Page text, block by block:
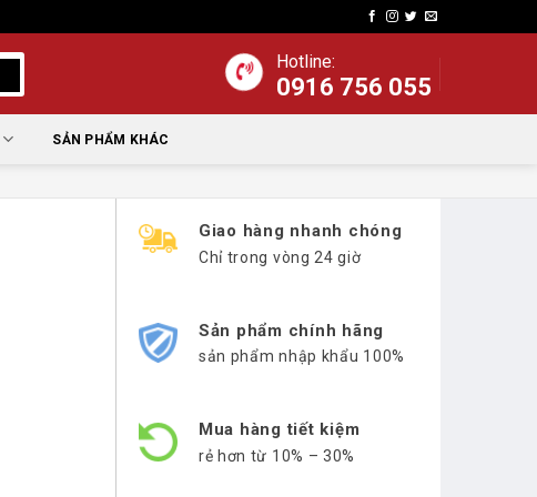
Hotline:
0916 756 055
SẢN PHẨM KHÁC
Giao hàng nhanh chóng
Chỉ trong vòng 24 giờ
Sản phẩm chính hãng
sản phẩm nhập khẩu 100%
Mua hàng tiết kiệm
rẻ hơn từ 10% – 30%